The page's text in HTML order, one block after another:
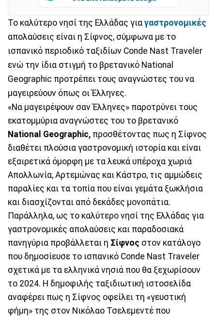
Το καλύτερο νησί της Ελλάδας για γαστρονομικές
απολαύσεις είναι η Σίφνος, σύμφωνα με το
ισπανικό περιοδικό ταξιδίων Conde Nast Traveler
ενώ την ίδια στιγμή το βρετανικό National
Geographic προτρέπει τους αναγνώστες του να
μαγειρεύουν όπως οι Έλληνες.
«Να μαγειρέψουν σαν Έλληνες» παροτρύνει τους
εκατομμύρια αναγνώστες του το βρετανικό
National Geographic, προσθέτοντας πως η Σίφνος
διαθέτει πλούσια γαστρονομική ιστορία και είναι
εξαιρετικά όμορφη με τα λευκά υπέροχα χωριά
Απολλωνία, Αρτεμώνας και Κάστρο, τις αμμώδεις
παραλίες και τα τοπία που είναι γεμάτα ξωκλήσια
και διασχίζονται από δεκάδες μονοπάτια.
Παράλληλα, ως το καλύτερο νησί της Ελλάδας για
γαστρονομικές απολαύσεις και παραδοσιακά
πανηγύρια προβάλλεται η Σίφνος στον κατάλογο
που δημοσίευσε το ισπανικό Conde Nast Traveler
σχετικά με τα ελληνικά νησιά που θα ξεχωρίσουν
το 2024. Η δημοφιλής ταξιδιωτική ιστοσελίδα
αναφέρει πως η Σίφνος οφείλει τη «γευστική
φήμη» της στον Νικόλαο Τσελεμεντέ που